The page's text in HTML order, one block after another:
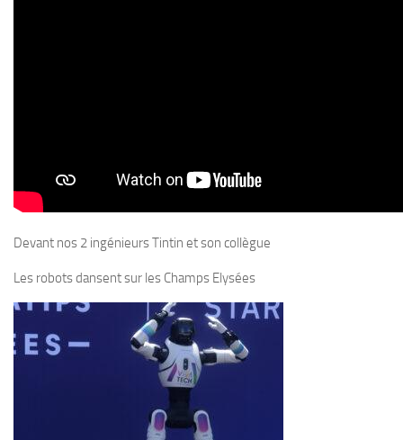
Devant nos 2 ingénieurs Tintin et son collègue
Les robots dansent sur les Champs Elysées